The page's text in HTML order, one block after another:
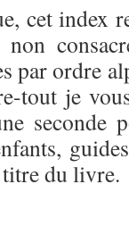
cet index
par ordre
tout je
seconde
du livre.